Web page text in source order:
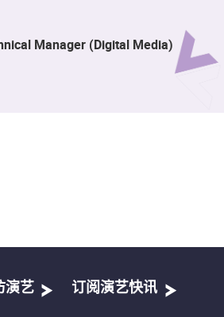
Manager (Digital Media)
演艺 订阅演艺快讯